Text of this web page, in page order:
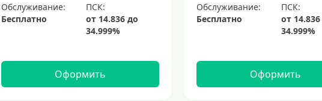
Обслуживание:
Бесплатно
Оформить
Обслуживание:
Бесплатно
Оформить